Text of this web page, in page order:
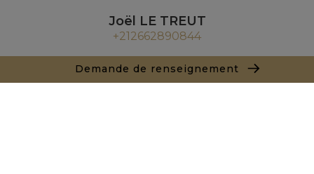
Demande de renseignement
Joël LE TREUT
+212662890844
Agence Marrakech
Local n° 3, Hivernage, Angle Av. Moulay El Hassan